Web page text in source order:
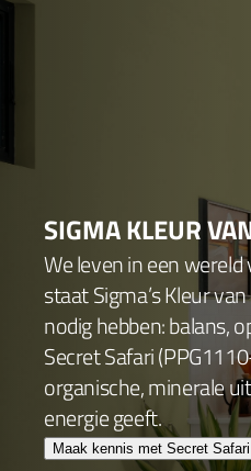
SIGMA KLEUR
We leven in een
staat Sigma’s Kleur
nodig hebben: balans,
Secret Safari
organische, minerale
energie geeft.
Maak kennis met Secret